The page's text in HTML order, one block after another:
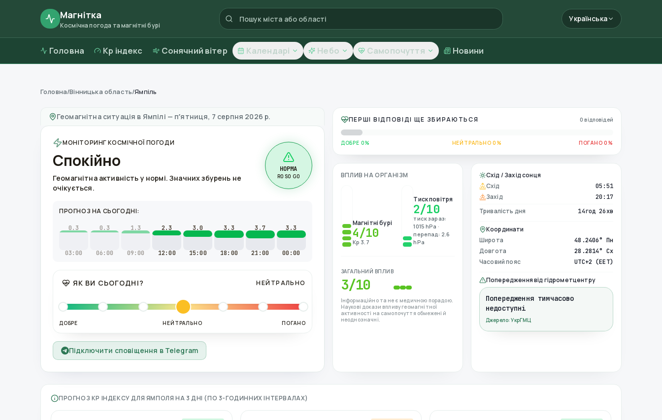
Магнітка
Космічна погода та магнітні бурі
Українська
Головна Kp індекс Сонячний вітер Календарі Небо Самопочуття Новини
Магнітні бурі вЯмпілі—погода та якість повітря
Головна/Вінницька область/Ямпіль
Геомагнітна ситуація в Ямпілі — пʼятниця, 7 серпня 2026 р.
МОНІТОРИНГ КОСМІЧНОЇ ПОГОДИ
Спокійно
Геомагнітна активність у нормі. Значних збурень не
очікується.
НОРМА
R0 S0 G0
ПРОГНОЗ НА СЬОГОДНІ:
0.3
03:00
0.3
06:00
1.3
09:00
2.3
12:00
3.0
15:00
3.3
18:00
3.7
21:00
3.3
00:00
ЯК ВИ СЬОГОДНІ? НЕЙТРАЛЬНО
ДОБРЕ НЕЙТРАЛЬНО ПОГАНО
Підключити сповіщення в Telegram
ПЕРШІ ВІДПОВІДІ ЩЕ ЗБИРАЮТЬСЯ 0 відповідей
ДОБРЕ 0% НЕЙТРАЛЬНО 0% ПОГАНО 0%
ВПЛИВ НА ОРГАНІЗМ
Магнітні бурі
4/10
Kp 3.7
Тиск повітря
2/10
тиск зараз:
1015 hPa ·
перепад: 2.6
hPa
ЗАГАЛЬНИЙ ВПЛИВ
3/10
Інформаційно та не є медичною порадою.
Наукові докази впливу геомагнітної
активності на самопочуття обмежені й
неоднозначні.
Схід / Захід сонця
Схід
05:51
Захід 20:17
Тривалість дня 14год 26хв
Координати
Широта
48.2406° Пн
Довгота 28.2814° Сх
Часовий пояс UTC+2 (EET)
Попередження від гідрометцентру
Попередження тимчасово
недоступні
Джерело: УкрГМЦ
ПРОГНОЗ KP ІНДЕКСУ ДЛЯ ЯМПОЛЯ НА 3 ДНІ (ПО 3-ГОДИННИХ ІНТЕРВАЛАХ)